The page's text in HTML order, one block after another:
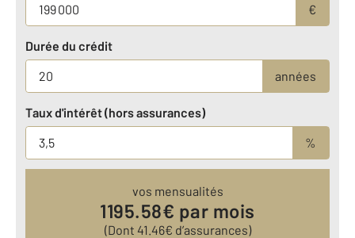
€
Durée du crédit
années
Taux d'intérêt (hors assurances)
%
vos mensualités
1195.58€ par mois
(Dont 41.46€ d’assurances)